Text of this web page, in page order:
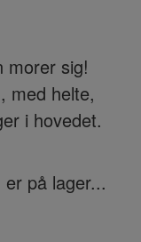
morer sig!
med helte,
i hovedet.
er på lager...